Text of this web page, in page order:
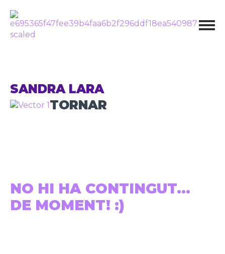
SANDRA LARA
TORNAR
NO HI HA CONTINGUT...
DE MOMENT! :)